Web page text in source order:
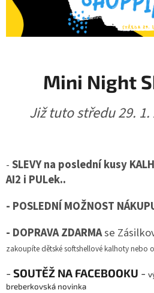
Mini Night
Již tuto středu 29. 1.
-SLEVY na poslední kusy
AI2 i PULek..
- POSLEDNÍ MOŽNOST
- DOPRAVA ZDARMAse
zakoupíte dětské softshellové kalhoty nebo
- SOUTĚŽ NA FACEBOOKU -
breberkovská novinka